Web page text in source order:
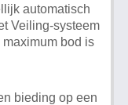
automatisch
Veiling-systeem
maximum bod is
bieding op een